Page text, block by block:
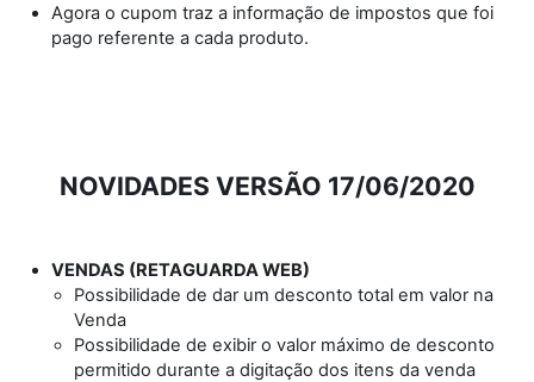
Agora o cupom traz a informação de impostos que foi
pago referente a cada produto.
NOVIDADES VERSÃO 17/06/2020
VENDAS (RETAGUARDA WEB)
Possibilidade de dar um desconto total em valor na
Venda
Possibilidade de exibir o valor máximo de desconto
permitido durante a digitação dos itens da venda